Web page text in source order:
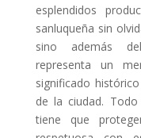
esplendidos
sanluqueña sin
sino además
representa un
significado
de la ciudad.
tiene que